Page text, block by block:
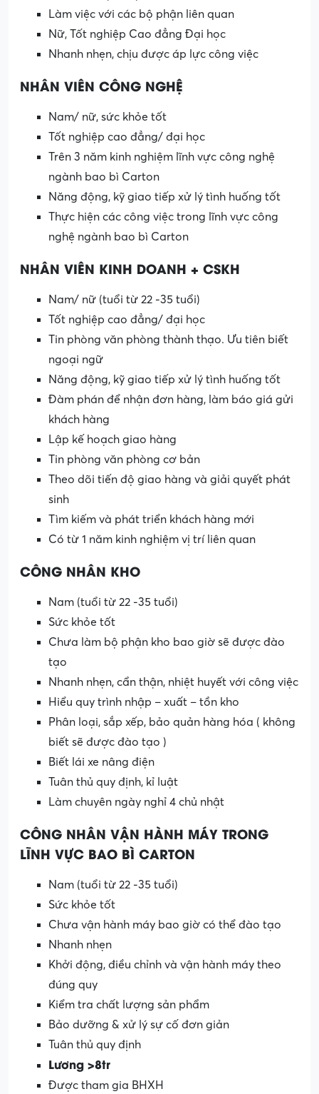
Làm việc với các bộ phận liên quan
Nữ, Tốt nghiệp Cao đẳng Đại học
Nhanh nhẹn, chịu được áp lực công việc
NHÂN VIÊN CÔNG NGHỆ
Nam/ nữ, sức khỏe tốt
Tốt nghiệp cao đẳng/ đại học
Trên 3 năm kinh nghiệm lĩnh vực công nghệ
ngành bao bì Carton
Năng động, kỹ giao tiếp xử lý tình huống tốt
Thực hiện các công việc trong lĩnh vực công
nghệ ngành bao bì Carton
NHÂN VIÊN KINH DOANH + CSKH
Nam/ nữ (tuổi từ 22 -35 tuổi)
Tốt nghiệp cao đẳng/ đại học
Tin phòng văn phòng thành thạo. Ưu tiên biết
ngoại ngữ
Năng động, kỹ giao tiếp xử lý tình huống tốt
Đàm phán để nhận đơn hàng, làm báo giá gửi
khách hàng
Lập kế hoạch giao hàng
Tin phòng văn phòng cơ bản
Theo dõi tiến độ giao hàng và giải quyết phát
sinh
Tìm kiếm và phát triển khách hàng mới
Có từ 1 năm kinh nghiệm vị trí liên quan
CÔNG NHÂN KHO
Nam (tuổi từ 22 -35 tuổi)
Sức khỏe tốt
Chưa làm bộ phận kho bao giờ sẽ được đào
tạo
Nhanh nhẹn, cẩn thận, nhiệt huyết với công việc
Hiểu quy trình nhập – xuất – tồn kho
Phân loại, sắp xếp, bảo quản hàng hóa ( không
biết sẽ được đào tạo )
Biết lái xe nâng điện
Tuân thủ quy định, kỉ luật
Làm chuyên ngày nghỉ 4 chủ nhật
CÔNG NHÂN VẬN HÀNH MÁY TRONG
LĨNH VỰC BAO BÌ CARTON
Nam (tuổi từ 22 -35 tuổi)
Sức khỏe tốt
Chưa vận hành máy bao giờ có thể đào tạo
Nhanh nhẹn
Khởi động, điều chỉnh và vận hành máy theo
đúng quy
Kiểm tra chất lượng sản phẩm
Bảo dưỡng & xử lý sự cố đơn giản
Tuân thủ quy định
Lương >8tr
Được tham gia BHXH